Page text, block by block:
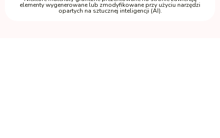
elementy wygenerowane lub zmodyfikowane przy użyciu narzędzi
opartych na sztucznej inteligencji (AI).